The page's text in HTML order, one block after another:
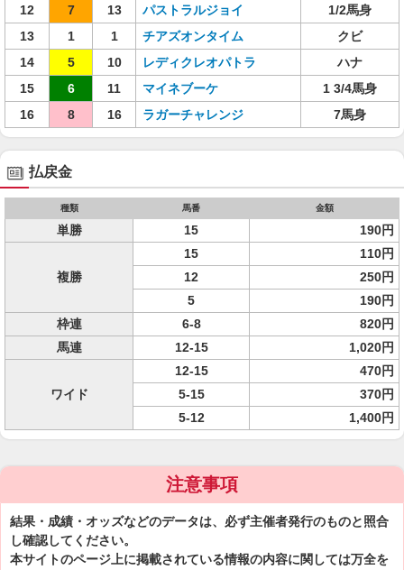
12
7 13 パストラルジョイ
1/2馬身
13
1 1 チアズオンタイム
クビ
14
5 10 レディクレオパトラ
ハナ
15
6 11 マイネブーケ
1 3/4馬身
16
8 16 ラガーチャレンジ 7馬身
払戻金
種類 馬番 金額
単勝 15 190円
複勝
15
110円
12
250円
5
190円
枠連
6-8
820円
馬連
12-15 1,020円
ワイド
12-15
470円
5-15
370円
5-12
1,400円
注意事項
結果・成績・オッズなどのデータは、必ず主催者発行のものと照合
し確認してください。
本サイトのページ上に掲載されている情報の内容に関しては万全を